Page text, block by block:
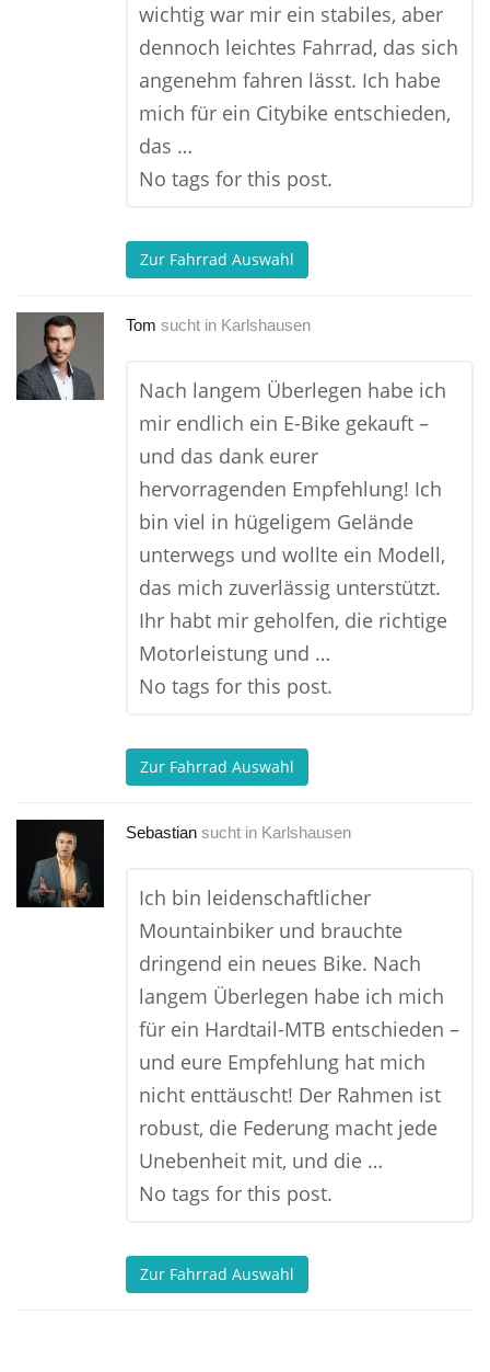
wichtig war mir ein stabiles, aber
dennoch leichtes Fahrrad, das sich
angenehm fahren lässt. Ich habe
mich für ein Citybike entschieden,
das …
No tags for this post.
Zur Fahrrad Auswahl
Tom sucht in Karlshausen
Nach langem Überlegen habe ich
mir endlich ein E-Bike gekauft –
und das dank eurer
hervorragenden Empfehlung! Ich
bin viel in hügeligem Gelände
unterwegs und wollte ein Modell,
das mich zuverlässig unterstützt.
Ihr habt mir geholfen, die richtige
Motorleistung und …
No tags for this post.
Zur Fahrrad Auswahl
Sebastian sucht in Karlshausen
Ich bin leidenschaftlicher
Mountainbiker und brauchte
dringend ein neues Bike. Nach
langem Überlegen habe ich mich
für ein Hardtail-MTB entschieden –
und eure Empfehlung hat mich
nicht enttäuscht! Der Rahmen ist
robust, die Federung macht jede
Unebenheit mit, und die …
No tags for this post.
Zur Fahrrad Auswahl